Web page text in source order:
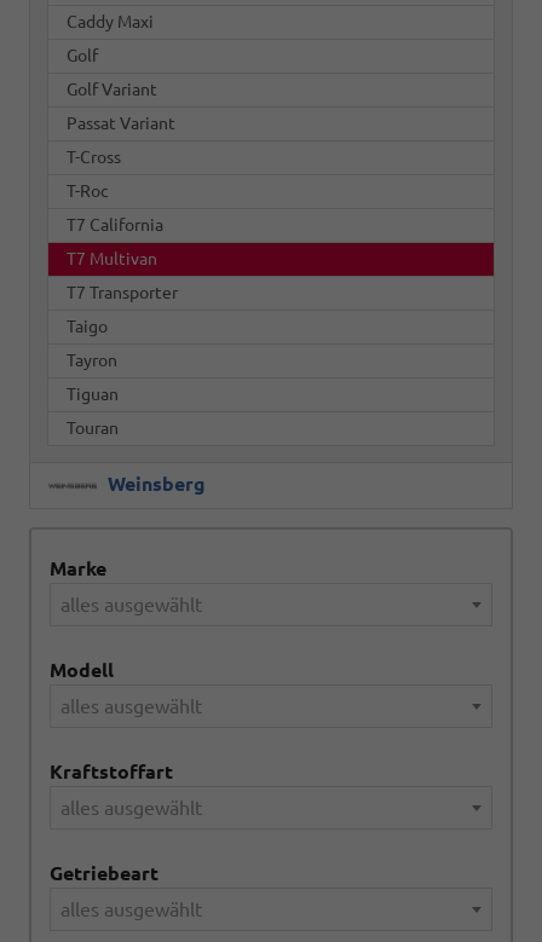
Caddy Maxi
Golf
Golf Variant
Passat Variant
T-Cross
T-Roc
T7 California
T7 Multivan
T7 Transporter
Taigo
Tayron
Tiguan
Touran
Weinsberg
Marke
alles ausgewählt
Modell
alles ausgewählt
Kraftstoffart
alles ausgewählt
Getriebeart
alles ausgewählt